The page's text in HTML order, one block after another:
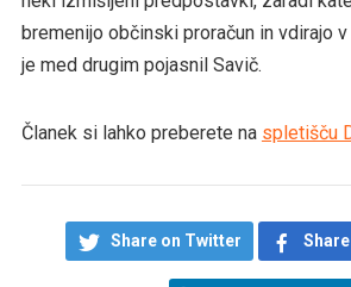
bremenijo občinski proračun in vdirajo
je med drugim pojasnil Savič.
Članek si lahko preberete na spletišču
Share on Twitter